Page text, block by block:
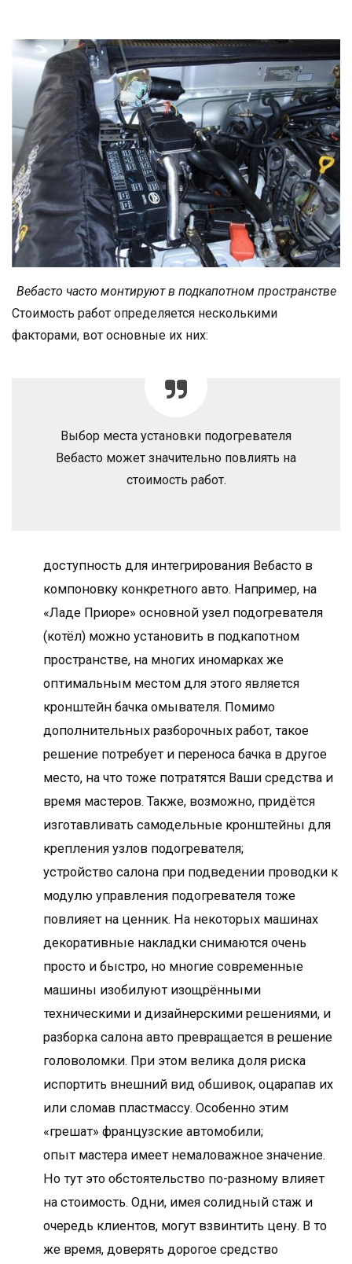
Вебасто часто монтируют в подкапотном пространстве
Стоимость работ определяется несколькими
факторами, вот основные их них:
Выбор места установки подогревателя
Вебасто может значительно повлиять на
стоимость работ.
доступность для интегрирования Вебасто в
компоновку конкретного авто. Например, на
«Ладе Приоре» основной узел подогревателя
(котёл) можно установить в подкапотном
пространстве, на многих иномарках же
оптимальным местом для этого является
кронштейн бачка омывателя. Помимо
дополнительных разборочных работ, такое
решение потребует и переноса бачка в другое
место, на что тоже потратятся Ваши средства и
время мастеров. Также, возможно, придётся
изготавливать самодельные кронштейны для
крепления узлов подогревателя;
устройство салона при подведении проводки к
модулю управления подогревателя тоже
повлияет на ценник. На некоторых машинах
декоративные накладки снимаются очень
просто и быстро, но многие современные
машины изобилуют изощрёнными
техническими и дизайнерскими решениями, и
разборка салона авто превращается в решение
головоломки. При этом велика доля риска
испортить внешний вид обшивок, оцарапав их
или сломав пластмассу. Особенно этим
«грешат» французские автомобили;
опыт мастера имеет немаловажное значение.
Но тут это обстоятельство по-разному влияет
на стоимость. Одни, имея солидный стаж и
очередь клиентов, могут взвинтить цену. В то
же время, доверять дорогое средство